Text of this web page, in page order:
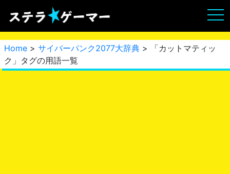
Home > サイバーパンク2077大辞典 > 「カットマティッ
ク」タグの用語一覧